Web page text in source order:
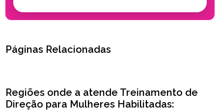
Páginas Relacionadas
Regiões onde a atende Treinamento de
Direção para Mulheres Habilitadas: